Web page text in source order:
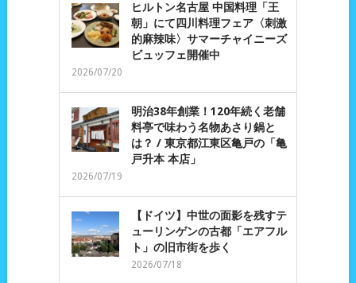
ヒルトン名古屋 中国料理「王
朝」にて四川料理フェア〈刺激
的麻辣味〉サマーチャイニーズ
ビュッフェ開催中
2026/07/20
明治38年創業！120年続く老舗
料亭で味わう名物あさり鍋と
は？ / 東京都江東区亀戸の「亀
戸升本 本店」
2026/07/19
【ドイツ】中世の面影を残すテ
ューリンゲンの古都「エアフル
ト」の旧市街を歩く
2026/07/18